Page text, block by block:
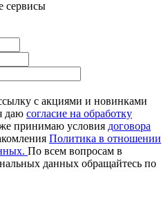
сервисы
с акциями и новинками
даю согласие на обработку
принимаю условия договора
Политика в отношении
По всем вопросам в
данных обращайтесь по